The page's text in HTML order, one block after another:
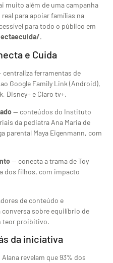
muito além de uma campanha
para apoiar famílias na
para todo o público em
.
e Cuida
centraliza ferramentas de
Google Family Link (Android),
Disney+ e Claro tv+.
— conteúdos do Instituto
da pediatra Ana Maria de
parental Maya Eigenmann, com
— conecta a trama de Toy
dos filhos, com impacto
de conteúdo e
sobre equilíbrio de
teor proibitivo.
da iniciativa
revelam que 93% dos